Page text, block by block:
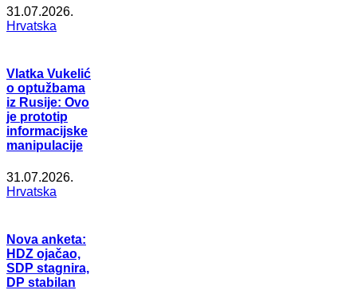
31.07.2026.
Hrvatska
Vlatka Vukelić
o optužbama
iz Rusije: Ovo
je prototip
informacijske
manipulacije
31.07.2026.
Hrvatska
Nova anketa:
HDZ ojačao,
SDP stagnira,
DP stabilan